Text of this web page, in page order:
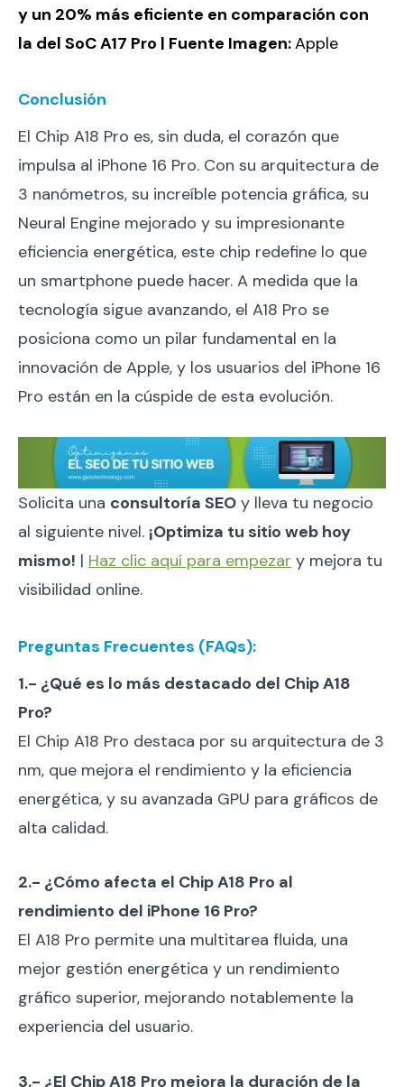
y un 20% más eficiente en comparación con
la del SoC A17 Pro | Fuente Imagen:Apple
Conclusión
El Chip A18 Pro es, sin duda, el corazón que
impulsa al iPhone 16 Pro. Con su arquitectura de
3 nanómetros, su increíble potencia gráfica, su
Neural Engine mejorado y su impresionante
eficiencia energética, este chip redefine lo que
un smartphone puede hacer. A medida que la
tecnología sigue avanzando, el A18 Pro se
posiciona como un pilar fundamental en la
innovación de Apple, y los usuarios del iPhone 16
Pro están en la cúspide de esta evolución.
Solicita una consultoría SEO y lleva tu negocio
al siguiente nivel. ¡Optimiza tu sitio web hoy
mismo! | Haz clic aquí para empezar y mejora tu
visibilidad online.
Preguntas Frecuentes (FAQs):
1.- ¿Qué es lo más destacado del Chip A18
Pro?
El Chip A18 Pro destaca por su arquitectura de 3
nm, que mejora el rendimiento y la eficiencia
energética, y su avanzada GPU para gráficos de
alta calidad.
2.- ¿Cómo afecta el Chip A18 Pro al
rendimiento del iPhone 16 Pro?
El A18 Pro permite una multitarea fluida, una
mejor gestión energética y un rendimiento
gráfico superior, mejorando notablemente la
experiencia del usuario.
3.- ¿El Chip A18 Pro mejora la duración de la